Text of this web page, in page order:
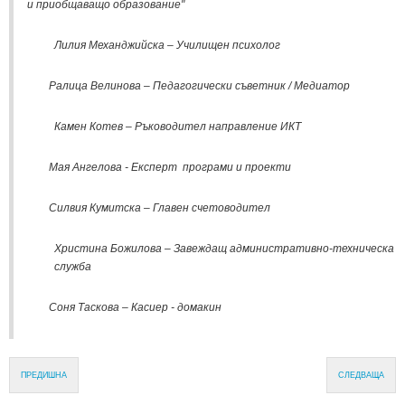
и приобщаващо образование"
Лилия Механджийска – Училищен психолог
Ралица Велинова – Педагогически съветник / Медиатор
Камен Котев – Ръководител направление ИКТ
Мая Ангелова - Експерт програми и проекти
Силвия Кумитска – Главен счетоводител
Христина Божилова – Завеждащ административно-техническа
служба
Соня Таскова – Касиер - домакин
ПРЕДИШНА СЛЕДВАЩА